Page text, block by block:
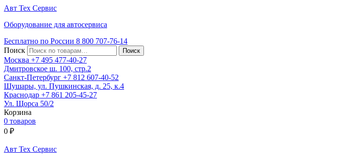
Авт Тех Сервис
Оборудование для автосервиса
Бесплатно по России 8 800 707-76-14
Поиск
Москва +7 495 477-40-27
Дмитровское ш. 100, стр.2
Санкт-Петербург +7 812 607-40-52
Шушары, ул. Пушкинская, д. 25, к.4
Краснодар +7 861 205-45-27
Ул. Щорса 50/2
Корзина
0 товаров
0 ₽
Авт Тех Сервис